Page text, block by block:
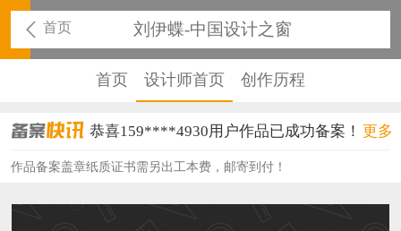
首页 刘伊蝶-中国设计之窗
首页 设计师首页 创作历程
恭喜159****4930用户作品已成功备案！
恭喜150****6483用户作品已成功备案！
恭喜131****2473用户作品已成功备案！
更多
作品备案盖章纸质证书需另出工本费，邮寄到付！